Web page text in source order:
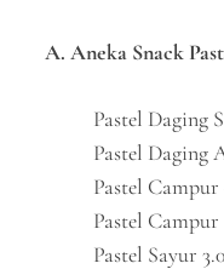
A. Aneka Snack
Pastel Daging
Pastel Daging
Pastel
Pastel
Pastel Sayur